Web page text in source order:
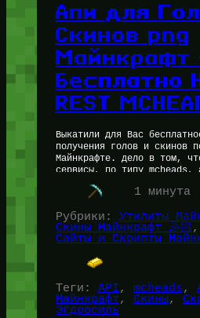
Апи для
Скинов png
Майнкрафт
Бесплатно
REST
Выкатили для Вас
получения голов и скинов
Майнкрафте. дело в том,
сервисы, по типу mcheads,
попросту не открываться —
1 минута
Рубрики: Утилиты
Скины Майнкрафт 🤹🏻 ,
Сайты и Скрипты
Теги: API, mcheads,
Майнкрафт, Скины,
Эгдросиль